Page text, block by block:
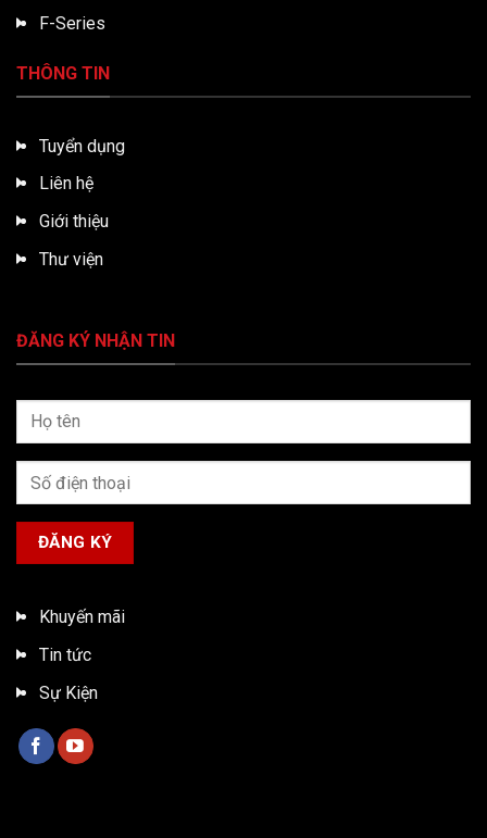
F-Series
THÔNG TIN
Tuyển dụng
Liên hệ
Giới thiệu
Thư viện
ĐĂNG KÝ NHẬN TIN
Khuyến mãi
Tin tức
Sự Kiện